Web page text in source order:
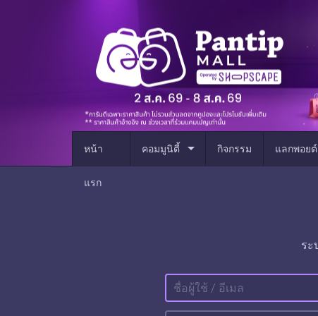
หน้า
แรก
คอมมูนิตี้ arrow_drop_down กิจกรรม แลกพอยต์
ระ